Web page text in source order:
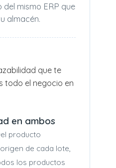
mismo ERP que
almacén.
que te
todo el negocio en
en ambos
producto
de cada lote,
los productos